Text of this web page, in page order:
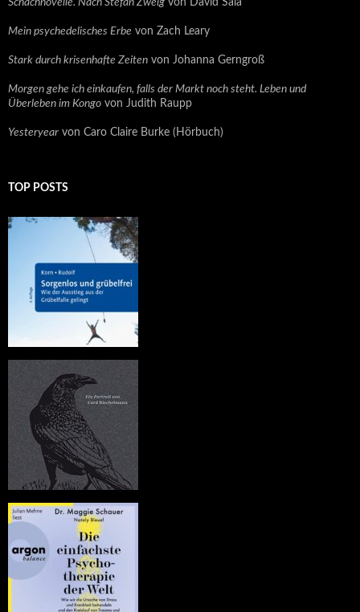
Schachnovelle. Nach Stefan Zweig von David Sala
Mein psychedelisches Erbe von Zach Leary
Stark durch krisenhafte Zeiten von Johanna Gerngroß
Morgen gehe ich einkaufen, falls der Markt noch steht. Leben und
Überleben im Kongo von Judith Raupp
Yesteryear von Caro Claire Burke (Hörbuch)
TOP POSTS